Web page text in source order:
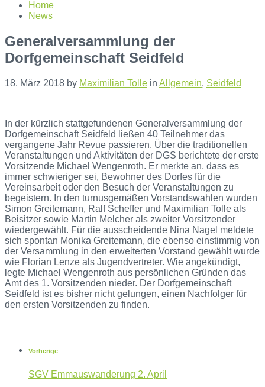
Home
News
Generalversammlung der
Dorfgemeinschaft Seidfeld
18. März 2018 by Maximilian Tolle in Allgemein, Seidfeld
In der kürzlich stattgefundenen Generalversammlung der
Dorfgemeinschaft Seidfeld ließen 40 Teilnehmer das
vergangene Jahr Revue passieren. Über die traditionellen
Veranstaltungen und Aktivitäten der DGS berichtete der erste
Vorsitzende Michael Wengenroth. Er merkte an, dass es
immer schwieriger sei, Bewohner des Dorfes für die
Vereinsarbeit oder den Besuch der Veranstaltungen zu
begeistern. In den turnusgemäßen Vorstandswahlen wurden
Simon Greitemann, Ralf Scheffer und Maximilian Tolle als
Beisitzer sowie Martin Melcher als zweiter Vorsitzender
wiedergewählt. Für die ausscheidende Nina Nagel meldete
sich spontan Monika Greitemann, die ebenso einstimmig von
der Versammlung in den erweiterten Vorstand gewählt wurde
wie Florian Lenze als Jugendvertreter. Wie angekündigt,
legte Michael Wengenroth aus persönlichen Gründen das
Amt des 1. Vorsitzenden nieder. Der Dorfgemeinschaft
Seidfeld ist es bisher nicht gelungen, einen Nachfolger für
den ersten Vorsitzenden zu finden.
Vorherige
SGV Emmauswanderung 2. April